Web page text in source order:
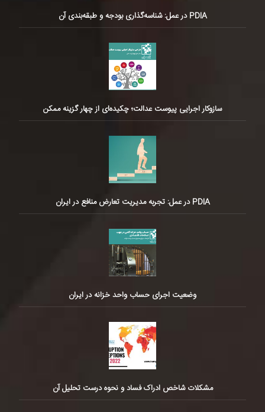
PDIA در عمل: شناسه‌گذاری بودجه و طبقه‌بندی آن
سازوکار اجرایی پیوست عدالت؛ چکیده‌ای از چهار گزینه ممکن
PDIA در عمل: تجربه مدیریت تعارض منافع در ایران
وضعیت اجرای حساب واحد خزانه در ایران
مشکلات شاخص ادراک فساد و نحوه درست تحلیل آن